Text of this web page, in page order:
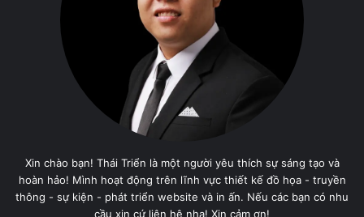
Xin chào bạn! Thái Triển là một người yêu thích sự sáng tạo và
hoàn hảo! Mình hoạt động trên lĩnh vực thiết kế đồ họa - truyền
thông - sự kiện - phát triển website và in ấn. Nếu các bạn có nhu
cầu xin cứ liên hệ nha! Xin cảm ơn!